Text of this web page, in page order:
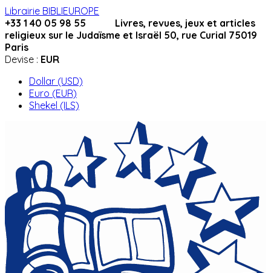
Librairie BIBLIEUROPE
+33 1 40 05 98 55 Livres, revues, jeux et articles
religieux sur le Judaïsme et Israël 50, rue Curial 75019
Paris
Devise : EUR
Dollar (USD)
Euro (EUR)
Shekel (ILS)